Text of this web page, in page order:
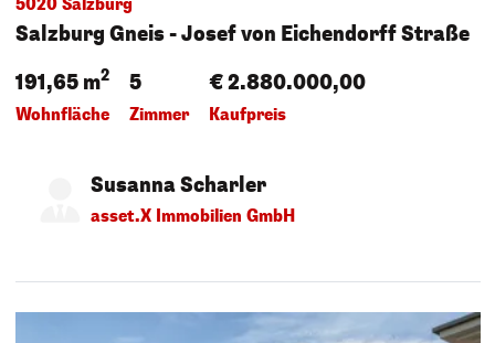
Salzburg Gneis - Josef von Eichendorff Straße
191,65 m2
Wohnfläche
5
Zimmer
€ 2.880.000,00
Kaufpreis
Susanna Scharler
asset.X Immobilien GmbH